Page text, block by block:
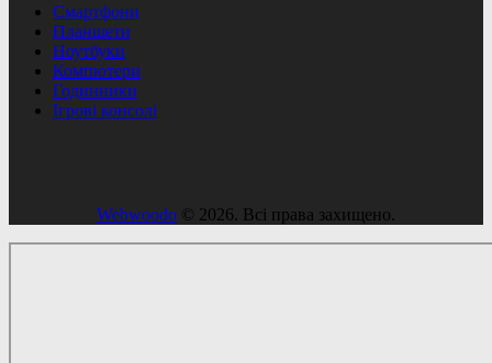
Смартфони
Планшети
Ноутбуки
Компютери
Годинники
Ігрові консолі
Webwoodo © 2026. Всі права захищено.